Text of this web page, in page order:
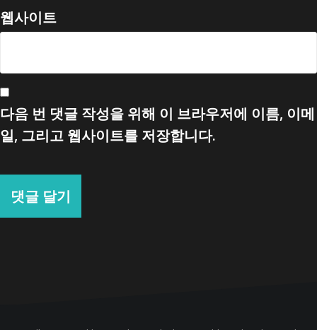
웹사이트
다음 번 댓글 작성을 위해 이 브라우저에 이름, 이메
일, 그리고 웹사이트를 저장합니다.